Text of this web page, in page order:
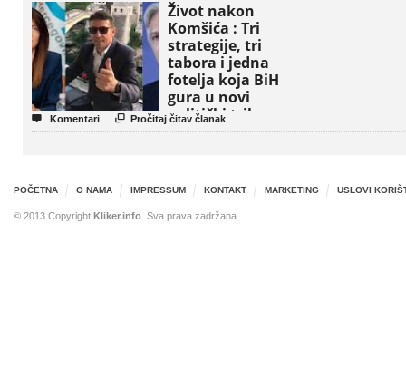
Život nakon
Komšića : Tri
strategije, tri
tabora i jedna
fotelja koja BiH
gura u novi
politički triler
 Komentari  Pročitaj čitav članak
POČETNA O NAMA IMPRESSUM KONTAKT MARKETING USLOVI
© 2013 Copyright Kliker.info. Sva prava zadržana.